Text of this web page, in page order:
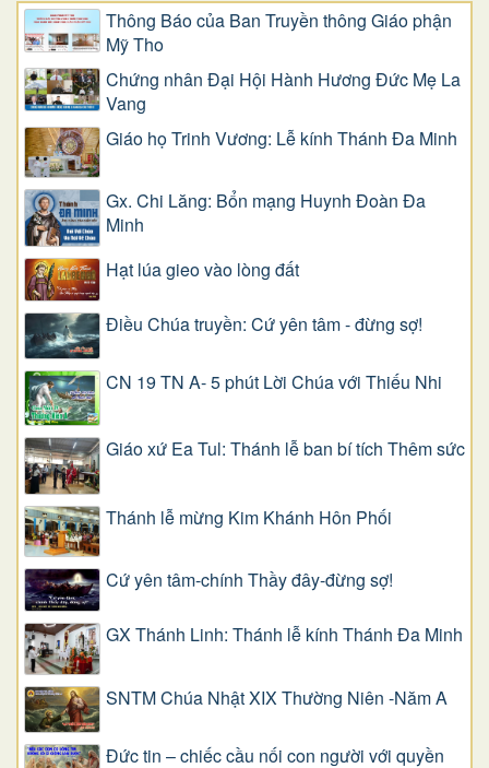
Thông Báo của Ban Truyền thông Giáo phận
Mỹ Tho
Chứng nhân Đại Hội Hành Hương Đức Mẹ La
Vang
Giáo họ Trinh Vương: Lễ kính Thánh Đa Minh
Gx. Chi Lăng: Bổn mạng Huynh Đoàn Đa
Minh
Hạt lúa gieo vào lòng đất
Điều Chúa truyền: Cứ yên tâm - đừng sợ!
CN 19 TN A- 5 phút Lời Chúa với Thiếu Nhi
Giáo xứ Ea Tul: Thánh lễ ban bí tích Thêm sức
Thánh lễ mừng Kim Khánh Hôn Phối
Cứ yên tâm-chính Thầy đây-đừng sợ!
GX Thánh Linh: Thánh lễ kính Thánh Đa Minh
SNTM Chúa Nhật XIX Thường Niên -Năm A
Đức tin – chiếc cầu nối con người với quyền